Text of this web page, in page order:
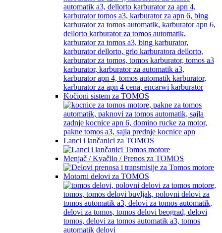
Kočioni sistem za TOMOS
Lanci i lančanici za TOMOS
Menjač / Kvačilo / Prenos za TOMOS
Motorni delovi za TOMOS